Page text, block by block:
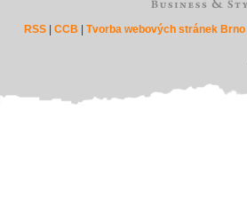
RSS |CCB |Tvorba webových stránek Brno